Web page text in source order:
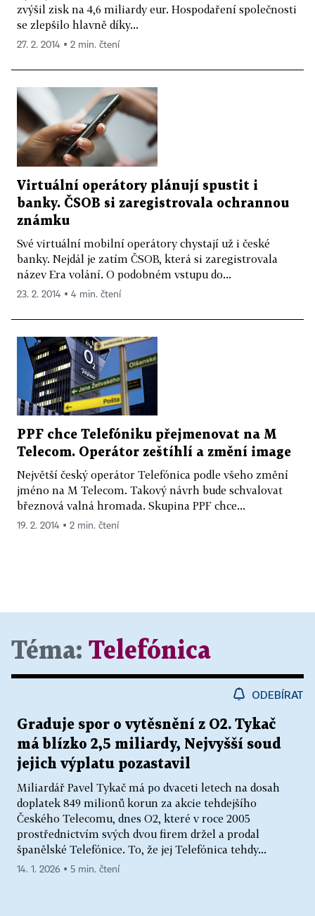
zvýšil zisk na 4,6 miliardy eur. Hospodaření společnosti
se zlepšilo hlavně díky...
27. 2. 2014 ▪ 2 min. čtení
Virtuální operátory plánují spustit i
banky. ČSOB si zaregistrovala ochrannou
známku
Své virtuální mobilní operátory chystají už i české
banky. Nejdál je zatím ČSOB, která si zaregistrovala
název Era volání. O podobném vstupu do...
23. 2. 2014 ▪ 4 min. čtení
PPF chce Telefóniku přejmenovat na M
Telecom. Operátor zeštíhlí a změní image
Největší český operátor Telefónica podle všeho změní
jméno na M Telecom. Takový návrh bude schvalovat
březnová valná hromada. Skupina PPF chce...
19. 2. 2014 ▪ 2 min. čtení
Téma: Telefónica
ODEBÍRAT
Graduje spor o vytěsnění z O2. Tykač
má blízko 2,5 miliardy, Nejvyšší soud
jejich výplatu pozastavil
Miliardář Pavel Tykač má po dvaceti letech na dosah
doplatek 849 milionů korun za akcie tehdejšího
Českého Telecomu, dnes O2, které v roce 2005
prostřednictvím svých dvou firem držel a prodal
španělské Telefónice. To, že jej Telefónica tehdy...
14. 1. 2026 ▪ 5 min. čtení